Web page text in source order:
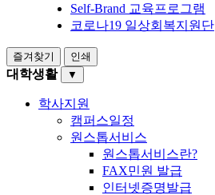
Self-Brand 교육프로그램
코로나19 일상회복지원단
즐겨찾기 인쇄
대학생활 ▼
학사지원
캠퍼스일정
원스톱서비스
원스톱서비스란?
FAX민원 발급
인터넷증명발급